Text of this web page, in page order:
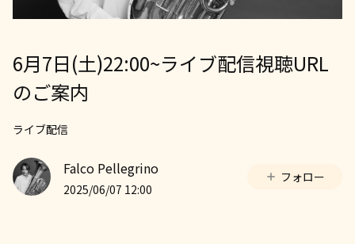
6月7日(土)22:00~ライブ配信視聴URL
のご案内
ライブ配信
Falco Pellegrino
2025/06/07 12:00
フォロー